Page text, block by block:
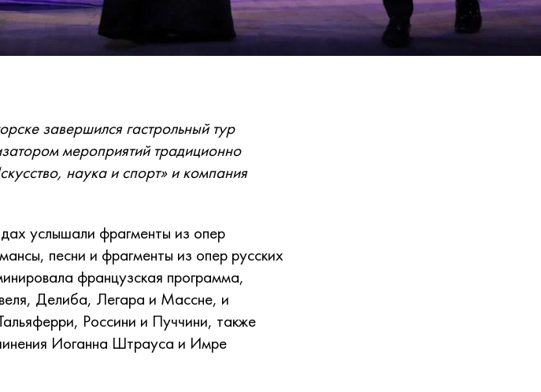
завершился гастрольный тур
мероприятий традиционно
наука и спорт» и компания
услышали фрагменты из опер
песни и фрагменты из опер русских
французская программа,
Делиба, Легара и Массне, и
Россини и Пуччини, также
Иоганна Штрауса и Имре